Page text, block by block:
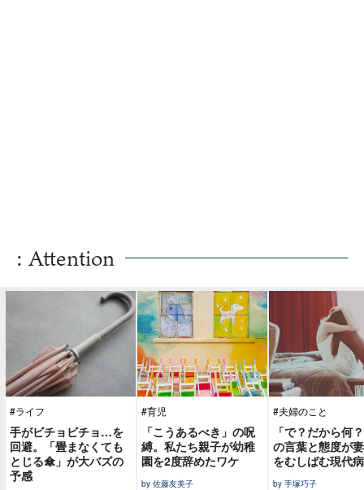
: Attention
#ライフ
手がビチョビチョ…を
回避。「畳まなくても
とじる傘」が大バズの
予感
#育児
「こうあるべき」の呪
縛。私たち親子が幼稚
園を2度辞めたワケ
by 佐藤友美子
#夫婦のこと
「で？だから何
の言葉と態度が
をむしばむ現代病
by 手塚巧子